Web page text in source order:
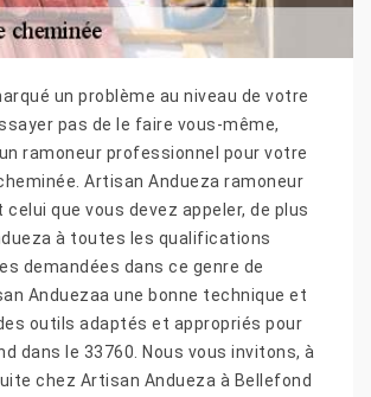
un problème au niveau de votre
pas de le faire vous-même,
ramoneur professionnel pour votre
Artisan Andueza ramoneur
que vous devez appeler, de plus
à toutes les qualifications
demandées dans ce genre de
Anduezaa une bonne technique et
outils adaptés et appropriés pour
dans le 33760. Nous vous invitons, à
chez Artisan Andueza à Bellefond